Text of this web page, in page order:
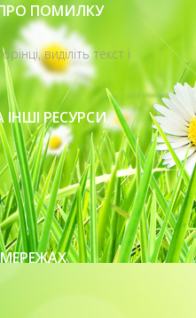
ПОМИЛКУ
виділіть текст і
РЕСУРСИ